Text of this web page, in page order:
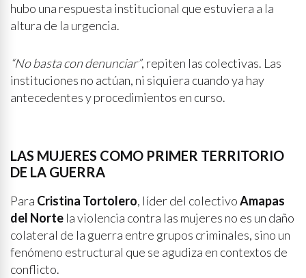
hubo una respuesta institucional que estuviera a la
altura de la urgencia.
“No basta con denunciar”, repiten las colectivas. Las
instituciones no actúan, ni siquiera cuando ya hay
antecedentes y procedimientos en curso.
LAS MUJERES COMO PRIMER TERRITORIO
DE LA GUERRA
Para Cristina Tortolero, líder del colectivoAmapas
del Norte la violencia contra las mujeres no es un daño
colateral de la guerra entre grupos criminales, sino un
fenómeno estructural que se agudiza en contextos de
conflicto.